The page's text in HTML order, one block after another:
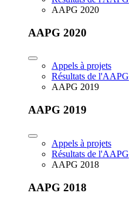
AAPG 2020
AAPG 2020
Appels à projets
Résultats de l'AAPG
AAPG 2019
AAPG 2019
Appels à projets
Résultats de l'AAPG
AAPG 2018
AAPG 2018